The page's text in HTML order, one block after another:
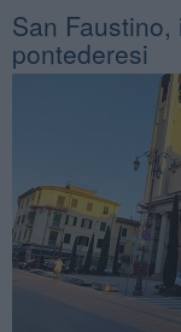
San
pontederesi